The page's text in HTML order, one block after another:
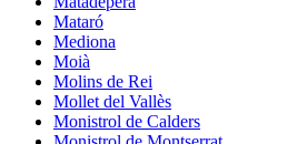
Mataró
Mediona
Moià
Molins de Rei
Mollet del Vallès
Monistrol de Calders